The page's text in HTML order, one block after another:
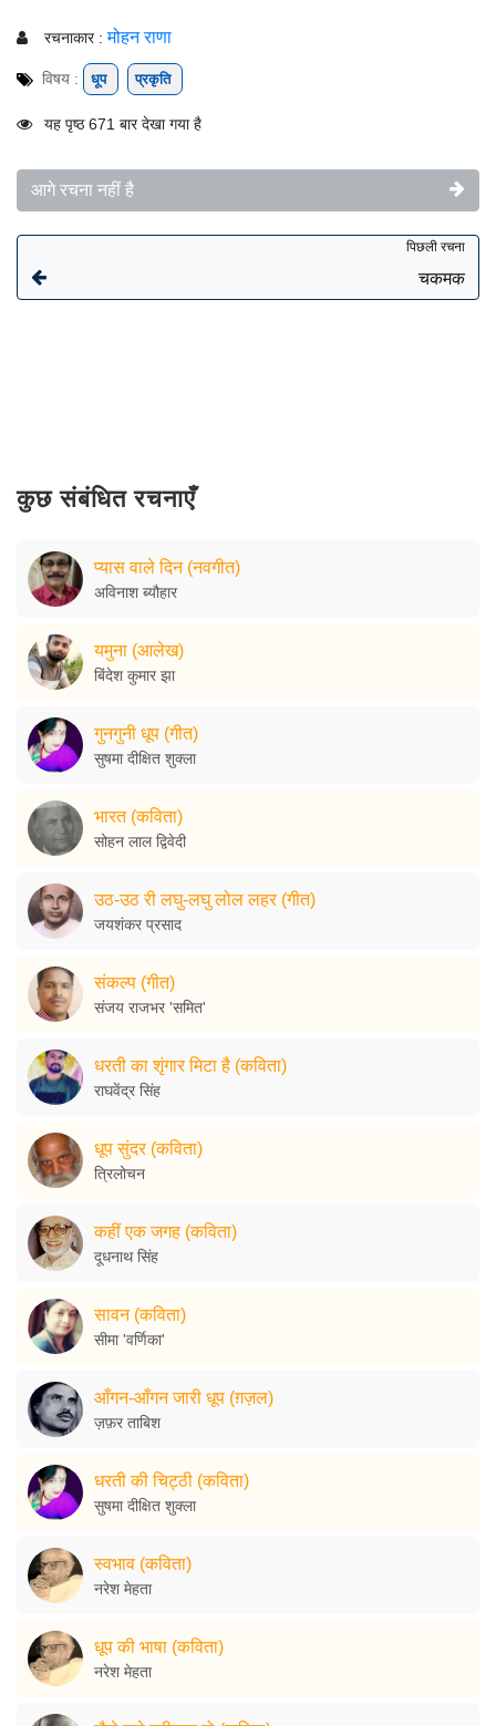
रचनाकार : मोहन राणा
विषय : धूप प्रकृति
यह पृष्ठ 671 बार देखा गया है
आगे रचना नहीं है
पिछली रचना
चकमक
कुछ संबंधित रचनाएँ
प्यास वाले दिन (नवगीत)
अविनाश ब्यौहार
यमुना (आलेख)
बिंदेश कुमार झा
गुनगुनी धूप (गीत)
सुषमा दीक्षित शुक्ला
भारत (कविता)
सोहन लाल द्विवेदी
उठ-उठ री लघु-लघु लोल लहर (गीत)
जयशंकर प्रसाद
संकल्प (गीत)
संजय राजभर 'समित'
धरती का शृंगार मिटा है (कविता)
राघवेंद्र सिंह
धूप सुंदर (कविता)
त्रिलोचन
कहीं एक जगह (कविता)
दूधनाथ सिंह
सावन (कविता)
सीमा 'वर्णिका'
आँगन-आँगन जारी धूप (ग़ज़ल)
ज़फ़र ताबिश
धरती की चिट्ठी (कविता)
सुषमा दीक्षित शुक्ला
स्वभाव (कविता)
नरेश मेहता
धूप की भाषा (कविता)
नरेश मेहता